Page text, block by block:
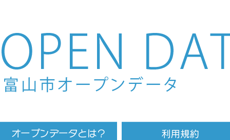
Skip to main content